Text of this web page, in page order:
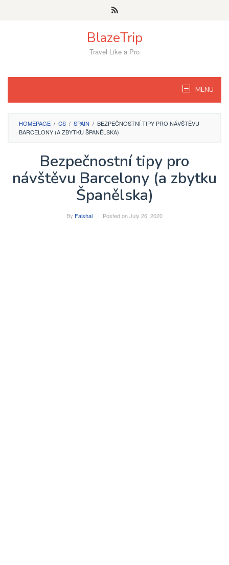
BlazeTrip
Travel Like a Pro
MENU
HOMEPAGE / CS / SPAIN / BEZPEČNOSTNÍ TIPY PRO NÁVŠTĚVU
BARCELONY (A ZBYTKU ŠPANĚLSKA)
Bezpečnostní tipy pro
návštěvu Barcelony (a zbytku
Španělska)
By Faishal Posted onJuly 26, 2020